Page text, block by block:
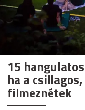
15
ha a
filmeznétek